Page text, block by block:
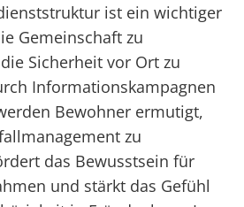
ist ein wichtiger
Gemeinschaft zu
Sicherheit vor Ort zu
Informationskampagnen
Bewohner ermutigt,
zu
das Bewusstsein für
und stärkt das Gefühl